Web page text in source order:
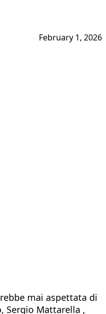
February 1, 2026
mai aspettata di
Sergio Mattarella ,